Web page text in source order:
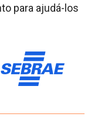
para ajudá-los